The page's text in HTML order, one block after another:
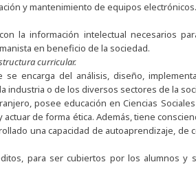
y mantenimiento de equipos electrónicos.
la información intelectual necesarios
en beneficio de la sociedad.
curricular.
encarga del análisis, diseño,
industria o de los diversos sectores de la
posee educación en Ciencias
de forma ética. Además, tiene
una capacidad de autoaprendizaje, de
para ser cubiertos por los alumnos y